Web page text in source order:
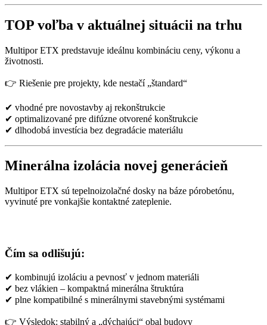
TOP voľba v aktuálnej situácii na trhu
Multipor ETX predstavuje ideálnu kombináciu ceny, výkonu a
životnosti.
👉 Riešenie pre projekty, kde nestačí „štandard“
✔ vhodné pre novostavby aj rekonštrukcie
✔ optimalizované pre difúzne otvorené konštrukcie
✔ dlhodobá investícia bez degradácie materiálu
Minerálna izolácia novej generácieň
Multipor ETX sú tepelnoizolačné dosky na báze pórobetónu,
vyvinuté pre vonkajšie kontaktné zateplenie.
Čím sa odlišujú:
✔ kombinujú izoláciu a pevnosť v jednom materiáli
✔ bez vlákien – kompaktná minerálna štruktúra
✔ plne kompatibilné s minerálnymi stavebnými systémami
👉 Výsledok: stabilný a „dýchajúci“ obal budovy